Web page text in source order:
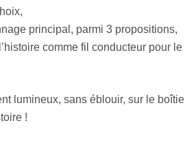
principal, parmi 3 propositions,
comme fil conducteur pour le
lumineux, sans éblouir, sur le
!